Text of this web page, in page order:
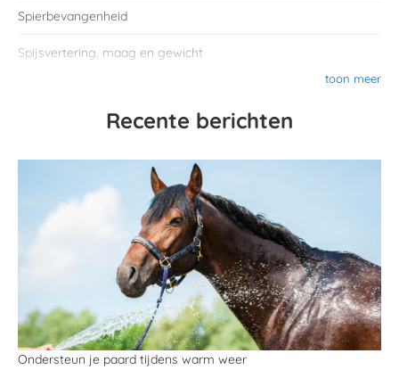
Spierbevangenheid
Spijsvertering, maag en gewicht
toon meer
Recente berichten
Ondersteun je paard tijdens warm weer